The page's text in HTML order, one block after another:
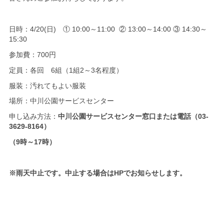
日時：4/20(日) ① 10:00～11:00 ② 13:00～14:00 ③ 14:30～
15:30
参加費：700円
定員：各回 6組（1組2～3名程度）
服装：汚れてもよい服装
場所：中川公園サービスセンター
申し込み方法： 中川 公園サービスセンター窓口または電話（03-
3629-8164）
（9時～17時）
※雨天中止です。中止する場合はHPでお知らせします。